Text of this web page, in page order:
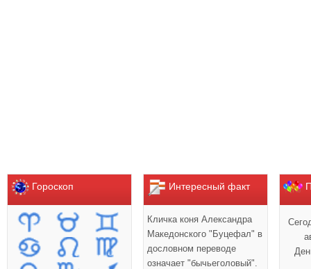
Гороскоп Интересный факт
Кличка коня Александра
Македонского "Буцефал" в
дословном переводе
означает "бычьеголовый".